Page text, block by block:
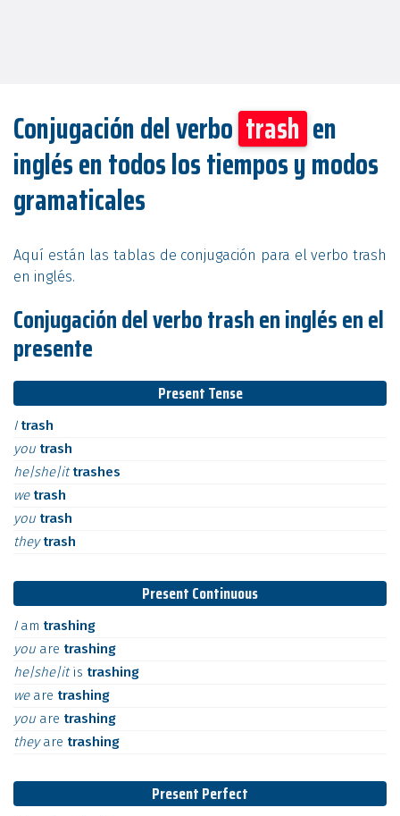
Conjugación del verbo trash en
inglés en todos los tiempos y modos
gramaticales
Aquí están las tablas de conjugación para el verbo trash
en inglés.
Conjugación del verbo trash en inglés en el
presente
Present Tense
I trash
you trash
he|she|ittrashes
we trash
you trash
theytrash
Present Continuous
I am trashing
you are trashing
he|she|itis trashing
we are trashing
you are trashing
theyare trashing
Present Perfect